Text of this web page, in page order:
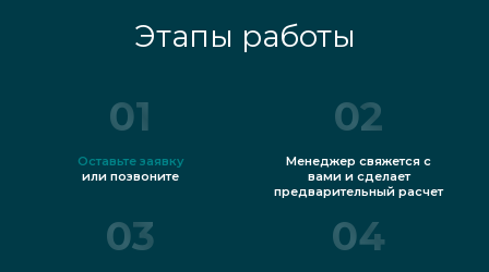
Этапы работы
01
Оставьте заявку
или позвоните
02
Менеджер свяжется с
вами и сделает
предварительный расчет
03 04